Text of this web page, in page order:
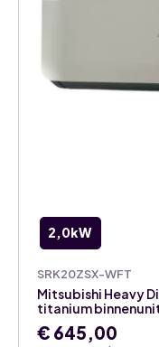
2,0kW
SRK20ZSX-WFT
Mitsubishi Heavy
titanium
€ 645,00